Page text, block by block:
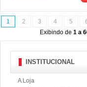
1 2 3 4 5
Exibindo de 1 a
INSTITUCIONAL
A Loja